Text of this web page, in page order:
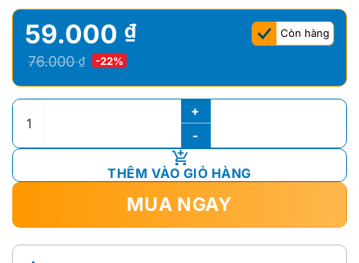
6.554.000 ₫.
6.554.000 ₫.
76.000₫
Giá
là:
76.000 ₫.
59.000 ₫
Giá
tại
là:
59.000 ₫.
-22%
Còn hàng
Dây Cấp Nước Caesar BF423 số lượng
THÊM VÀO GIỎ HÀNG
MUA NGAY